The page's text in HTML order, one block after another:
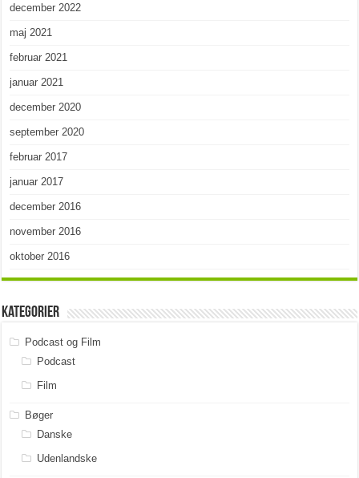
december 2022
maj 2021
februar 2021
januar 2021
december 2020
september 2020
februar 2017
januar 2017
december 2016
november 2016
oktober 2016
Kategorier
Podcast og Film
Podcast
Film
Bøger
Danske
Udenlandske